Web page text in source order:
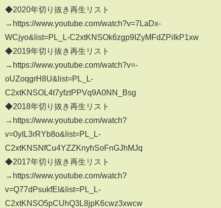
◆2020年切り抜き再生リスト
→https://www.youtube.com/watch?v=7LaDx-
WCjyo&list=PL_L-C2xtKNSOk6zgp9IZyMFdZPiIkP1xw
◆2019年切り抜き再生リスト
→https://www.youtube.com/watch?v=-
oUZoqgrH8U&list=PL_L-
C2xtKNSOL4t7yfztPPVq9A0NN_Bsg
◆2018年切り抜き再生リスト
→https://www.youtube.com/watch?
v=0yIL3rRYb8o&list=PL_L-
C2xtKNSNfCu4YZZKnyhSoFnGJhMJq
◆2017年切り抜き再生リスト
→https://www.youtube.com/watch?
v=Q77dPsukfEI&list=PL_L-
C2xtKNSO5pCUhQ3L8jpK6cwz3xwcw